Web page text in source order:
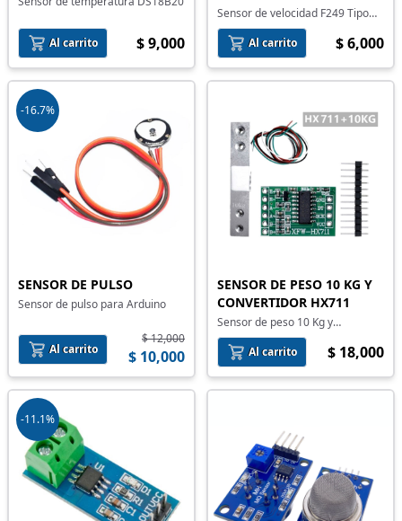
Al carrito $ 9,000
Sensor de velocidad F249 Tipo
Herradura
Al carrito
$ 6,000
-16.7%
SENSOR DE PULSO
Sensor de pulso para Arduino
Al carrito
$ 12,000
$ 10,000
SENSOR DE PESO 10 KG Y
CONVERTIDOR HX711
Sensor de peso 10 Kg y
convertidor HX711
Al carrito
$ 18,000
-11.1%